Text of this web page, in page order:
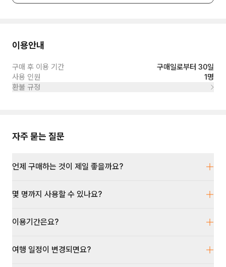
이용안내
구매 후 이용 기간
구매일로부터 30일
사용 인원
1명
환불 규정
자주 묻는 질문
언제 구매하는 것이 제일 좋을까요?
몇 명까지 사용할 수 있나요?
이용기간은요?
여행 일정이 변경되면요?